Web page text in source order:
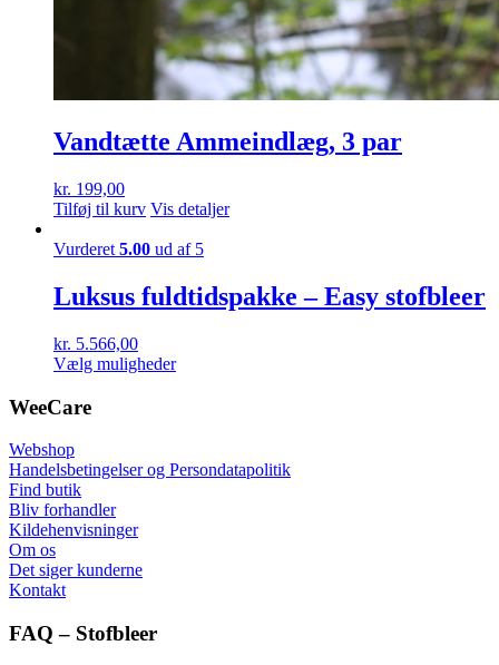
Vandtætte Ammeindlæg, 3 par
kr. 199,00
Tilføj til kurv Vis detaljer
Vurderet 5.00 ud af 5
Luksus fuldtidspakke – Easy stofbleer
kr. 5.566,00
Vælg mulighederDette
Mulighederne
kan
WeeCare
Webshop
Handelsbetingelser og Persondatapolitik
Find butik
Bliv forhandler
Kildehenvisninger
Om os
Det siger kunderne
Kontakt
FAQ – Stofbleer